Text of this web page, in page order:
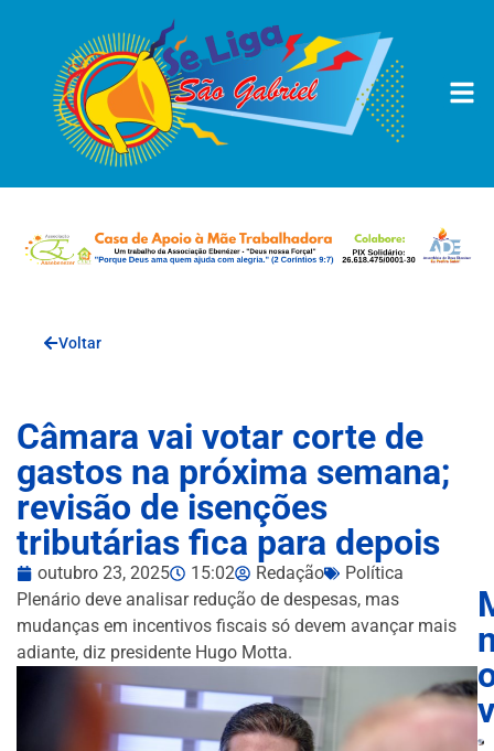
Voltar
Câmara vai votar corte de
gastos na próxima semana;
revisão de isenções
tributárias fica para depois
outubro 23, 2025 15:02 Redação
Política
Plenário deve analisar redução de despesas, mas
mudanças em incentivos fiscais só devem avançar mais
adiante, diz presidente Hugo Motta.